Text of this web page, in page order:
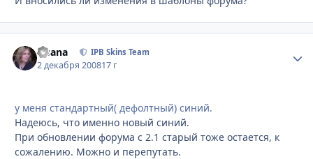
Fisana IPB Skins Team
2 декабря 200817 г
у меня стандартный( дефолтный) синий.
Надеюсь, что именно новый синий.
При обновлении форума с 2.1 старый тоже остается, к
сожалению. Можно и перепутать.